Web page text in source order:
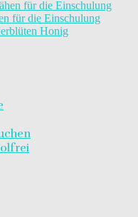
für die Einschulung
Honig